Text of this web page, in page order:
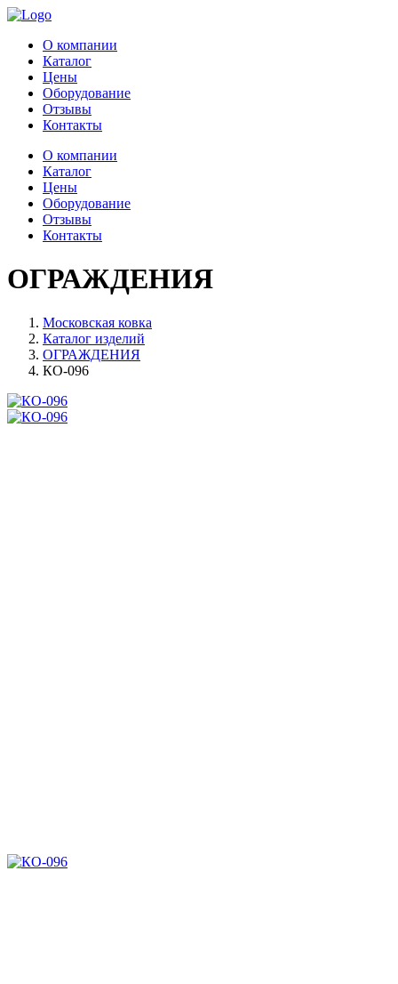
О компании
Каталог
Цены
Оборудование
Отзывы
Контакты
О компании
Каталог
Цены
Оборудование
Отзывы
Контакты
ОГРАЖДЕНИЯ
Московская ковка
Каталог изделий
ОГРАЖДЕНИЯ
КО-096